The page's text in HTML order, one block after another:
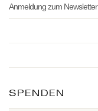
Anmeldung zum Newsletter
SPENDEN